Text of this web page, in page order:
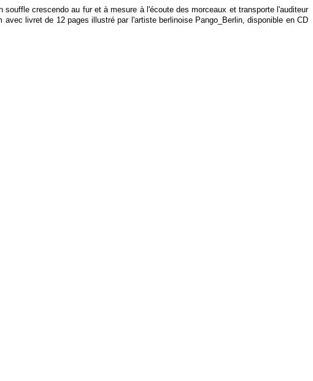
crescendo au fur et à mesure à l'écoute des morceaux et transporte l'auditeur
livret de 12 pages illustré par l'artiste berlinoise Pango_Berlin, disponible en CD